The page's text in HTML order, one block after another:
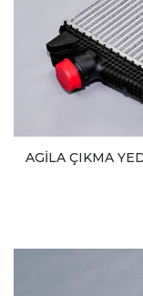
AGİLA ÇIKMA